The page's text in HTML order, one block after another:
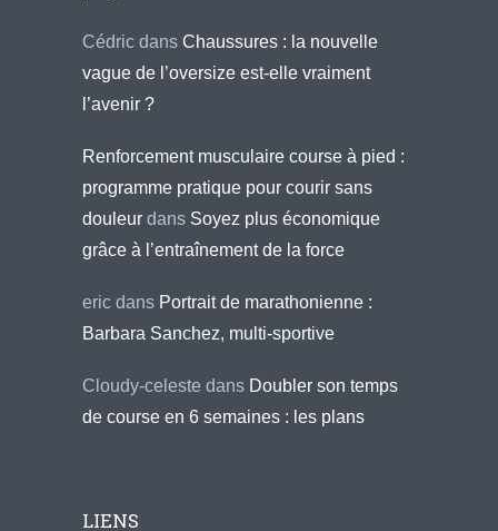
Cédric dans Chaussures : la nouvelle
vague de l’oversize est-elle vraiment
l’avenir ?
Renforcement musculaire course à pied :
programme pratique pour courir sans
douleur dans Soyez plus économique
grâce à l’entraînement de la force
eric dans Portrait de marathonienne :
Barbara Sanchez, multi-sportive
Cloudy-celeste dans Doubler son temps
de course en 6 semaines : les plans
LIENS